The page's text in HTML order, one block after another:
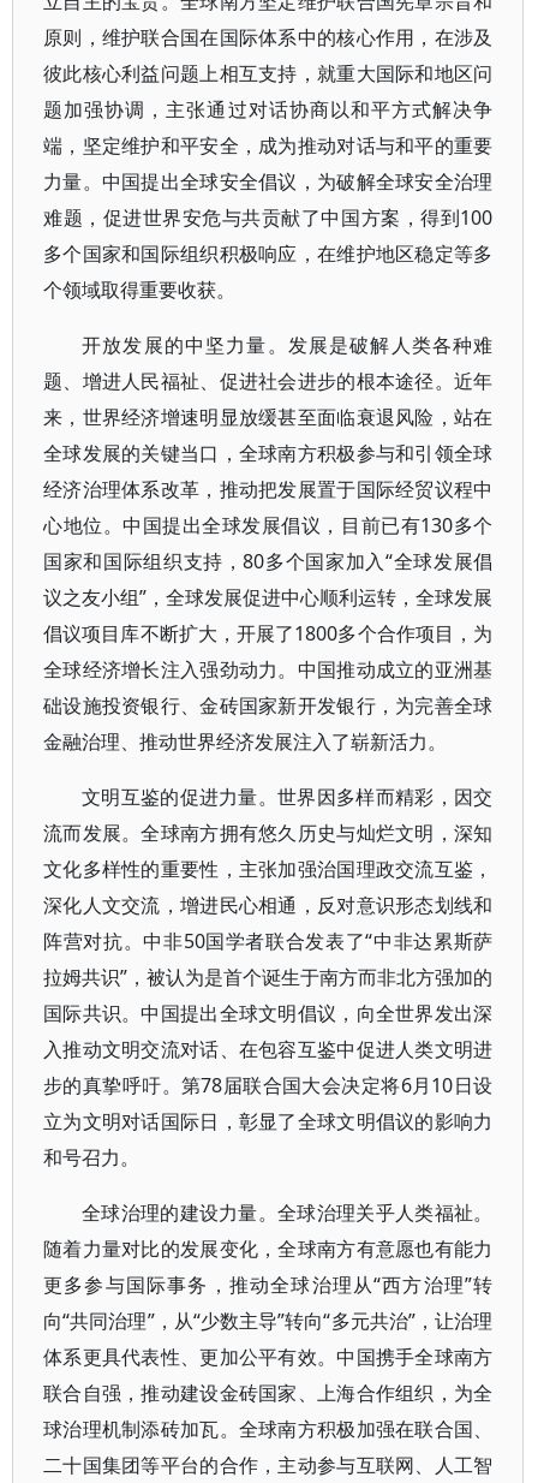
原则，维护联合国在国际体系中的核心作用，在涉及
彼此核心利益问题上相互支持，就重大国际和地区问
题加强协调，主张通过对话协商以和平方式解决争
端，坚定维护和平安全，成为推动对话与和平的重要
力量。中国提出全球安全倡议，为破解全球安全治理
难题，促进世界安危与共贡献了中国方案，得到100
多个国家和国际组织积极响应，在维护地区稳定等多
个领域取得重要收获。
开放发展的中坚力量。发展是破解人类各种难
题、增进人民福祉、促进社会进步的根本途径。近年
来，世界经济增速明显放缓甚至面临衰退风险，站在
全球发展的关键当口，全球南方积极参与和引领全球
经济治理体系改革，推动把发展置于国际经贸议程中
心地位。中国提出全球发展倡议，目前已有130多个
国家和国际组织支持，80多个国家加入“全球发展倡
议之友小组”，全球发展促进中心顺利运转，全球发展
倡议项目库不断扩大，开展了1800多个合作项目，为
全球经济增长注入强劲动力。中国推动成立的亚洲基
础设施投资银行、金砖国家新开发银行，为完善全球
金融治理、推动世界经济发展注入了崭新活力。
文明互鉴的促进力量。世界因多样而精彩，因交
流而发展。全球南方拥有悠久历史与灿烂文明，深知
文化多样性的重要性，主张加强治国理政交流互鉴，
深化人文交流，增进民心相通，反对意识形态划线和
阵营对抗。中非50国学者联合发表了“中非达累斯萨
拉姆共识”，被认为是首个诞生于南方而非北方强加的
国际共识。中国提出全球文明倡议，向全世界发出深
入推动文明交流对话、在包容互鉴中促进人类文明进
步的真挚呼吁。第78届联合国大会决定将6月10日设
立为文明对话国际日，彰显了全球文明倡议的影响力
和号召力。
全球治理的建设力量。全球治理关乎人类福祉。
随着力量对比的发展变化，全球南方有意愿也有能力
更多参与国际事务，推动全球治理从“西方治理”转
向“共同治理”，从“少数主导”转向“多元共治”，让治理
体系更具代表性、更加公平有效。中国携手全球南方
联合自强，推动建设金砖国家、上海合作组织，为全
球治理机制添砖加瓦。全球南方积极加强在联合国、
二十国集团等平台的合作，主动参与互联网、人工智